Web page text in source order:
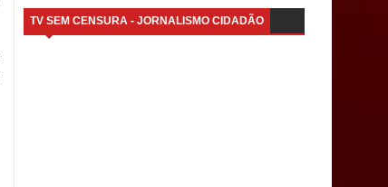
TV SEM CENSURA - JORNALISMO CIDADÃO